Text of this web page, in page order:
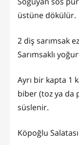
üstüne dökülür.
2 diş sarımsak
Sarımsaklı
Ayrı bir kapta 1
biber (toz ya da
süslenir.
Köpoğlu